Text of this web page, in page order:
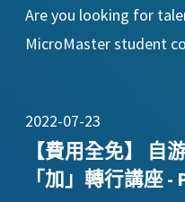
Are you looking for
MicroMaster student
【費用全免】 自
「加」轉行講座 -
2022-07-23